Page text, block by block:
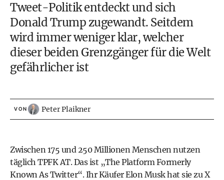
Tweet-Politik entdeckt und sich
Donald Trumpzugewandt. Seitdem
wird immer weniger klar, welcher
dieser beiden Grenzgänger für die Welt
gefährlicher ist
VON Peter Plaikner
Zwischen 175 und 250 Millionen Menschen nutzen
täglich TPFK AT. Das ist „The Platform Formerly
Known As Twitter“. Ihr Käufer Elon Musk hat sie zu X